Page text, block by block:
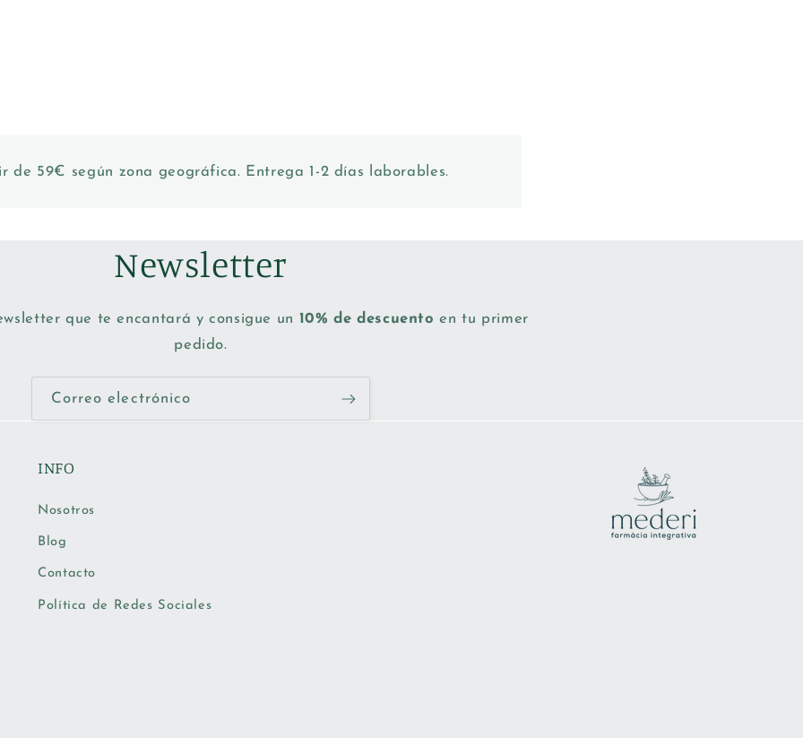
de 59€ según zona geográfica. Entrega 1-2 días laborables.
Newsletter
que te encantará y consigue un 10% de descuentoen tu primer
pedido.
Correo electrónico
INFO
Nosotros
Blog
Contacto
Política de Redes Sociales